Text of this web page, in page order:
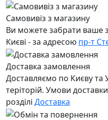
Самовивіз з магазину
Ви можете забрати ваше
Києві - за адресою пр-т
Доставка замовлення
Доставляємо по Києву та
теріторій. Умови
розділі Доставка